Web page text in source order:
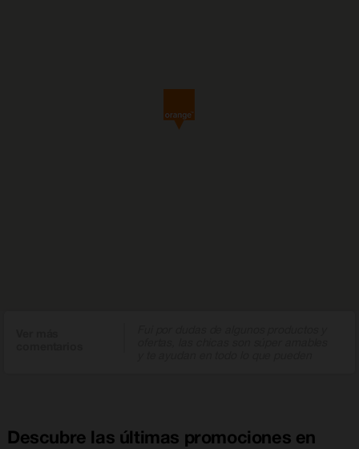
Descubre las últimas promociones en